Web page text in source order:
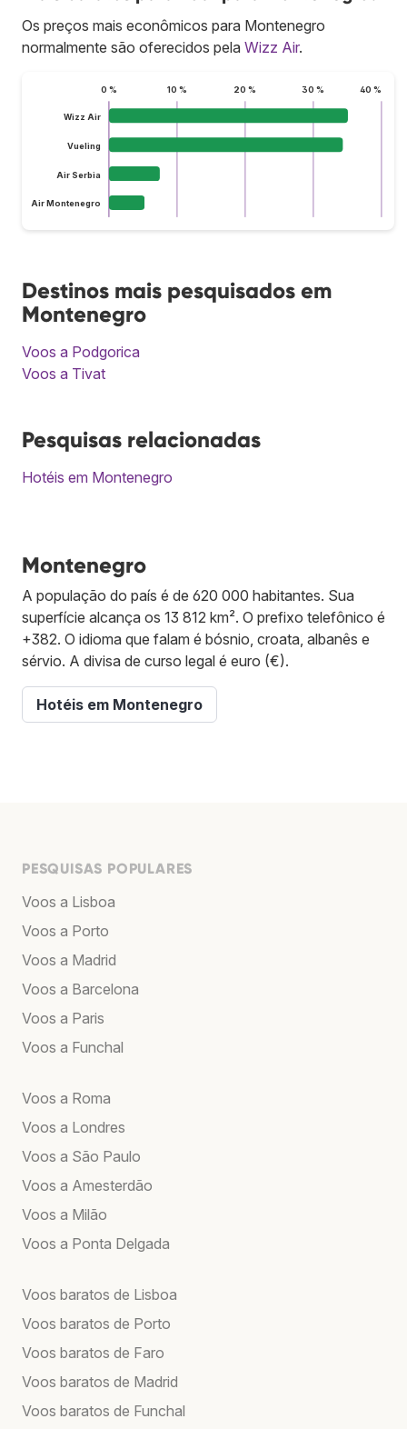
Os preços mais econômicos para Montenegro
normalmente são oferecidos pela Wizz Air.
0 % 10 % 20 % 30 % 40 %
Wizz Air
Vueling
Air Serbia
Air Montenegro
Destinos mais pesquisados em
Montenegro
Voos a Podgorica
Voos a Tivat
Pesquisas relacionadas
Hotéis em Montenegro
Montenegro
A população do país é de 620 000 habitantes. Sua
superfície alcança os 13 812 km². O prefixo telefônico é
+382. O idioma que falam é bósnio, croata, albanês e
sérvio. A divisa de curso legal é euro (€).
Hotéis em Montenegro
PESQUISAS POPULARES
Voos a Lisboa
Voos a Porto
Voos a Madrid
Voos a Barcelona
Voos a Paris
Voos a Funchal
Voos a Roma
Voos a Londres
Voos a São Paulo
Voos a Amesterdão
Voos a Milão
Voos a Ponta Delgada
Voos baratos de Lisboa
Voos baratos de Porto
Voos baratos de Faro
Voos baratos de Madrid
Voos baratos de Funchal